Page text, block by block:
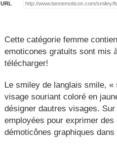
URL
Cette catégorie femme
emoticones gratuits sont mis
télécharger!
Le smiley de langlais smile,
visage souriant coloré en
désigner dautres visages.
employées pour exprimer
démoticônes graphiques